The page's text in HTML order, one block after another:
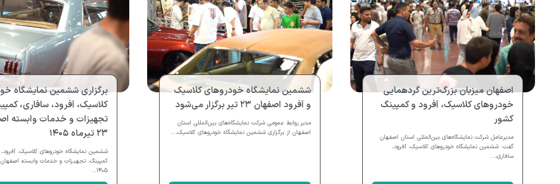
اصفهان میزبان بزرگ‌ترین گردهمایی
خودروهای کلاسیک، آفرود و کمپینگ
کشور
مدیرعامل شرکت نمایشگاه‌های بین‌المللی استان اصفهان
گفت: ششمین نمایشگاه خودروهای کلاسیک، آفرود،
سافاری،...
ششمین نمایشگاه خودروهای کلاسیک
و آفرود اصفهان ۲۳ تیر برگزار می‌شود
مدیر روابط عمومی شرکت نمایشگاه‌های بین‌المللی استان
اصفهان از برگزاری ششمین نمایشگاه خودروهای کلاسیک،...
برگزاری ششمین نمایشگاه
کلاسیک، آفرود، سافاری،
تجهیزات و خدمات وابسته
۲۳ تیرماه ۱۴۰۵
ششمین نمایشگاه خودروهای کلاسیک، آفرود،
۱۴۰۵...